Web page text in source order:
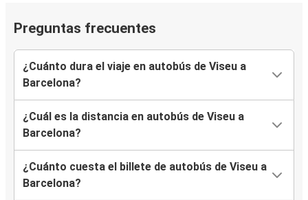
Preguntas frecuentes
¿Cuánto dura el viaje en autobús de Viseu a
Barcelona?
¿Cuál es la distancia en autobús de Viseu a
Barcelona?
¿Cuánto cuesta el billete de autobús de Viseu a
Barcelona?